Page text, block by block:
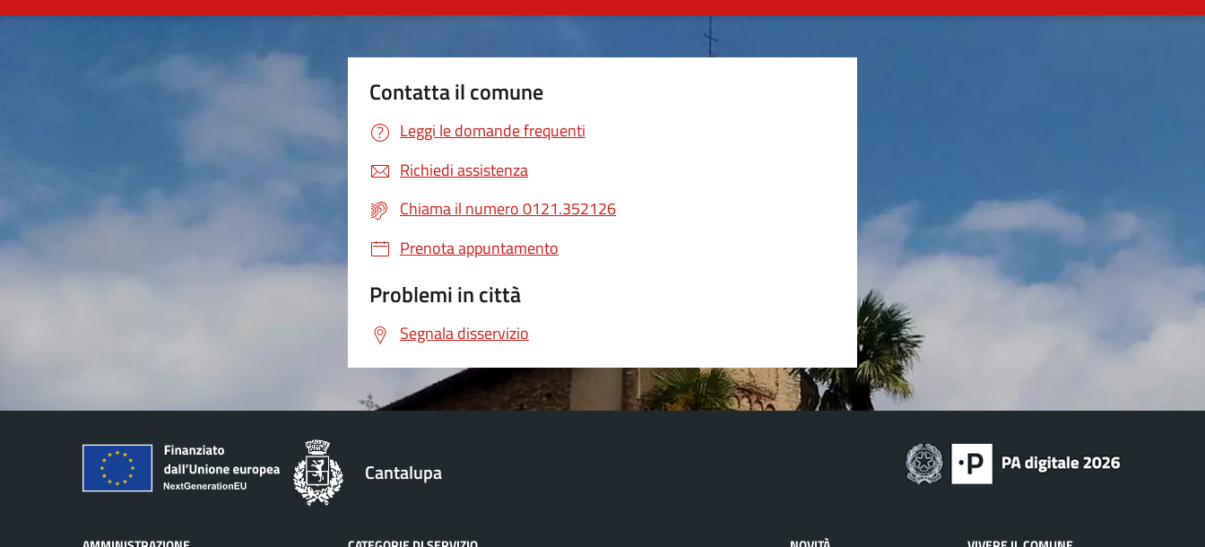
Contatta il comune
Leggi le domande frequenti
Richiedi assistenza
Chiama il numero 0121.352126
Prenota appuntamento
Problemi in città
Segnala disservizio
Cantalupa